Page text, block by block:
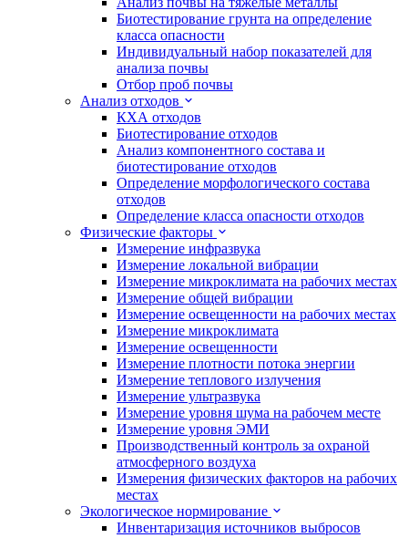
Биотестирование грунта на определение
класса опасности
Индивидуальный набор показателей для
анализа почвы
Отбор проб почвы
Анализ отходов
КХА отходов
Биотестирование отходов
Анализ компонентного состава и
биотестирование отходов
Определение морфологического состава
отходов
Определение класса опасности отходов
Физические факторы
Измерение инфразвука
Измерение локальной вибрации
Измерение микроклимата на рабочих местах
Измерение общей вибрации
Измерение освещенности на рабочих местах
Измерение микроклимата
Измерение освещенности
Измерение плотности потока энергии
Измерение теплового излучения
Измерение ультразвука
Измерение уровня шума на рабочем месте
Измерение уровня ЭМИ
Производственный контроль за охраной
атмосферного воздуха
Измерения физических факторов на рабочих
местах
Экологическое нормирование
Инвентаризация источников выбросов